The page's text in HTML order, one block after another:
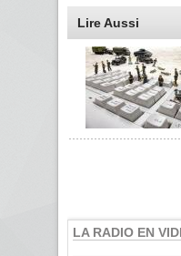
Lire Aussi
LA RADIO EN